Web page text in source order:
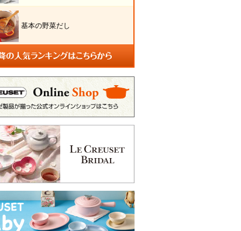
基本の野菜だし